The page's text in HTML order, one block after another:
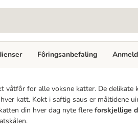
våtfôr for alle voksne katter. De
katt. Kokt i saftig saus er måltidene
din hver dag nyte flere forskjellige
Fôringsanbefaling